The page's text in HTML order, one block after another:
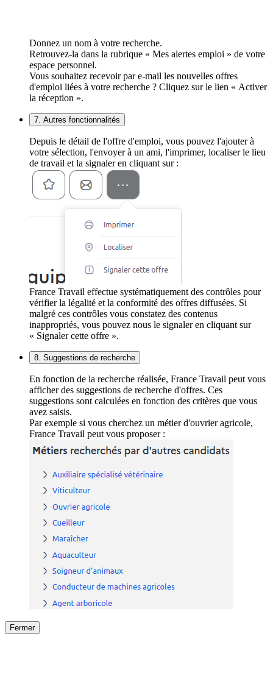
Donnez un nom à votre recherche.
Retrouvez-la dans la rubrique « Mes alertes emploi » de votre
espace personnel.
Vous souhaitez recevoir par e-mail les nouvelles offres
d'emploi liées à votre recherche ? Cliquez sur le lien « Activer
la réception ».
7. Autres fonctionnalités
Depuis le détail de l'offre d'emploi, vous pouvez l'ajouter à
votre sélection, l'envoyer à un ami, l'imprimer, localiser le lieu
de travail et la signaler en cliquant sur :
France Travail effectue systématiquement des contrôles pour
vérifier la légalité et la conformité des offres diffusées. Si
malgré ces contrôles vous constatez des contenus
inappropriés, vous pouvez nous le signaler en cliquant sur
« Signaler cette offre ».
8. Suggestions de recherche
En fonction de la recherche réalisée, France Travail peut vous
afficher des suggestions de recherche d'offres. Ces
suggestions sont calculées en fonction des critères que vous
avez saisis.
Par exemple si vous cherchez un métier d'ouvrier agricole,
France Travail peut vous proposer :
Fermer